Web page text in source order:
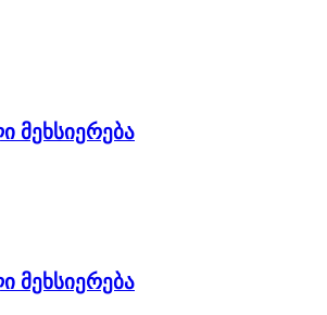
მეხსიერება
მეხსიერება